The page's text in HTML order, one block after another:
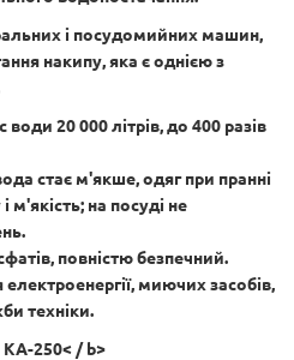
і посудомийних машин,
накипу, яка є однією з
води 20 000 літрів, до 400 разів
стає м'якше, одяг при пранні
м'якість; на посуді не
повністю безпечний.
миючих засобів,
техніки.
КА-250< / b>